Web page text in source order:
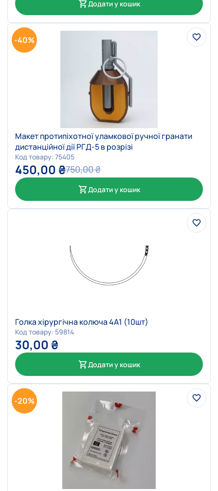
Додати у кошик
-40%
Макет протипіхотної уламкової ручної гранати
дистанційної дії РГД-5 в розрізі
Код товару: 75405
750,00₴
450,00 ₴
Додати у кошик
Голка хірургічна колюча 4А1 (10шт)
Код товару: 59814
30,00 ₴
Додати у кошик
-20%